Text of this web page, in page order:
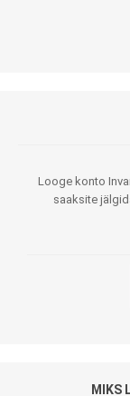
Looge konto
saaksite
MIKS